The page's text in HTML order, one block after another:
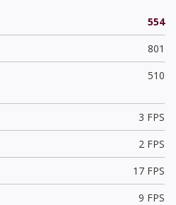
554
801
510
3 FPS
2 FPS
17 FPS
9 FPS